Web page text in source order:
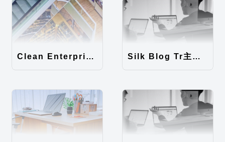
Clean Enterprise主题汉化包 Silk Blog Tr主题汉化包